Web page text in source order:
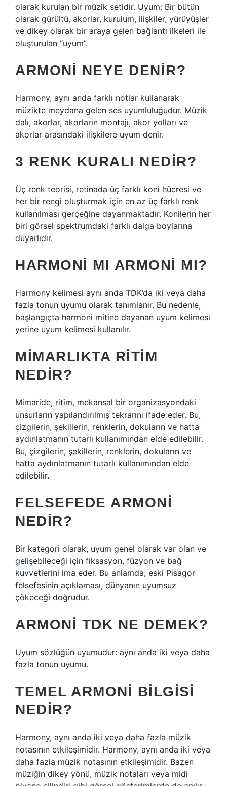
olarak kurulan bir müzik setidir. Uyum: Bir bütün
olarak gürültü, akorlar, kurulum, ilişkiler, yürüyüşler
ve dikey olarak bir araya gelen bağlantı ilkeleri ile
oluşturulan “uyum”.
ARMONI NEYE DENIR?
Harmony, aynı anda farklı notlar kullanarak
müzikte meydana gelen ses uyumluluğudur. Müzik
dalı, akorlar, akorların montajı, akor yolları ve
akorlar arasındaki ilişkilere uyum denir.
3 RENK KURALI NEDIR?
Üç renk teorisi, retinada üç farklı koni hücresi ve
her bir rengi oluşturmak için en az üç farklı renk
kullanılması gerçeğine dayanmaktadır. Konilerin her
biri görsel spektrumdaki farklı dalga boylarına
duyarlıdır.
HARMONI MI ARMONI MI?
Harmony kelimesi aynı anda TDK’da iki veya daha
fazla tonun uyumu olarak tanımlanır. Bu nedenle,
başlangıçta harmoni mitine dayanan uyum kelimesi
yerine uyum kelimesi kullanılır.
MIMARLIKTA RITIM
NEDIR?
Mimaride, ritim, mekansal bir organizasyondaki
unsurların yapılandırılmış tekrarını ifade eder. Bu,
çizgilerin, şekillerin, renklerin, dokuların ve hatta
aydınlatmanın tutarlı kullanımından elde edilebilir.
Bu, çizgilerin, şekillerin, renklerin, dokuların ve
hatta aydınlatmanın tutarlı kullanımından elde
edilebilir.
FELSEFEDE ARMONI
NEDIR?
Bir kategori olarak, uyum genel olarak var olan ve
gelişebileceği için fiksasyon, füzyon ve bağ
kuvvetlerini ima eder. Bu anlamda, eski Pisagor
felsefesinin açıklaması, dünyanın uyumsuz
çökeceği doğrudur.
ARMONI TDK NE DEMEK?
Uyum sözlüğün uyumudur: aynı anda iki veya daha
fazla tonun uyumu.
TEMEL ARMONI BILGISI
NEDIR?
Harmony, aynı anda iki veya daha fazla müzik
notasının etkileşimidir. Harmony, aynı anda iki veya
daha fazla müzik notasının etkileşimidir. Bazen
müziğin dikey yönü, müzik notaları veya midi